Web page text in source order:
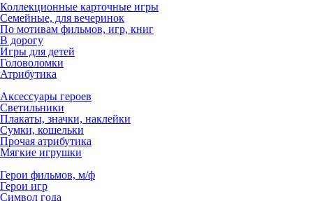
Коллекционные карточные игры
Семейные, для вечеринок
По мотивам фильмов, игр, книг
В дорогу
Игры для детей
Головоломки
Атрибутика
Аксессуары героев
Светильники
Плакаты, значки, наклейки
Сумки, кошельки
Прочая атрибутика
Мягкие игрушки
Герои фильмов, м/ф
Герои игр
Символ года